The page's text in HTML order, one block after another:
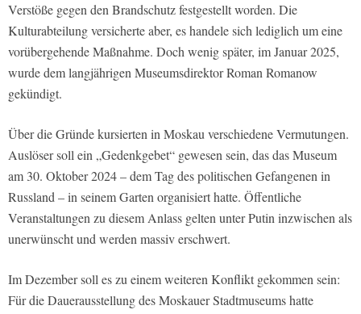
Verstöße gegen den Brandschutz festgestellt worden. Die
Kulturabteilung versicherte aber, es handele sich lediglich um eine
vorübergehende Maßnahme. Doch wenig später, im Januar 2025,
wurde dem langjährigen Museumsdirektor Roman Romanow
gekündigt.
Über die Gründe kursierten in Moskau verschiedene Vermutungen.
Auslöser soll ein „Gedenkgebet“ gewesen sein, das das Museum
am 30. Oktober 2024 – dem Tag des politischen Gefangenen in
Russland – in seinem Garten organisiert hatte. Öffentliche
Veranstaltungen zu diesem Anlass gelten unter Putin inzwischen als
unerwünscht und werden massiv erschwert.
Im Dezember soll es zu einem weiteren Konflikt gekommen sein:
Für die Dauerausstellung des Moskauer Stadtmuseums hatte